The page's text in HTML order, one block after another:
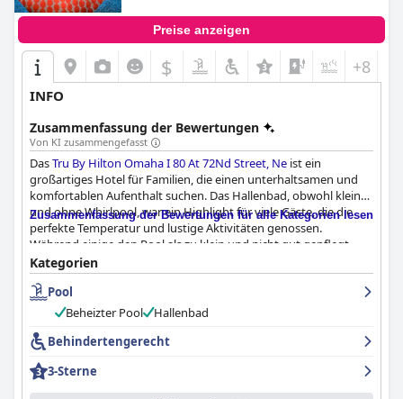
Preise anzeigen
$ +8
INFO
Zusammenfassung der Bewertungen
Von KI zusammengefasst
DasTru By Hilton Omaha I 80 At 72Nd Street, Ne ist ein
großartiges Hotel für Familien, die einen unterhaltsamen und
komfortablen Aufenthalt suchen. Das Hallenbad, obwohl klein
und ohne Whirlpool, war ein Highlight für viele Gäste, die die
perfekte Temperatur und lustige Aktivitäten genossen.
Während einige den Pool als zu klein und nicht gut gepflegt
empfanden, waren die meisten Gäste von der Anlage, den
Zimmern und allen angebotenen Annehmlichkeiten begeistert.
Insgesamt ist das
eine gute Wahl für einen familienfreundlichen Aufenthalt in
Zusammenfassung der Bewertungen für alle Kategorien lesen
Kategorien
Pool
Beheizter Pool
Hallenbad
Behindertengerecht
3-Sterne